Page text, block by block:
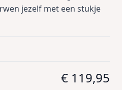
jezelf met een stukje
€ 119,95